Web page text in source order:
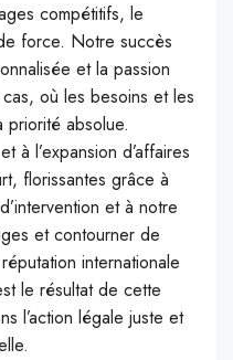
compétitifs, le
force. Notre succès
et la passion
où les besoins et les
absolue.
à l’expansion d’affaires
florissantes grâce à
et à notre
et contourner de
internationale
le résultat de cette
l’action légale juste et